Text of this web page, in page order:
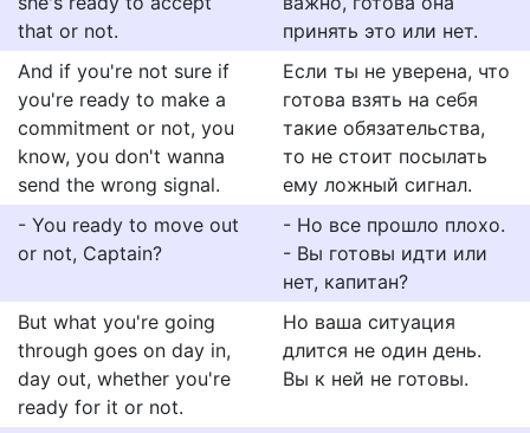
that or not.
принять это или нет.
And if you're not sure if
you're ready to make a
commitment or not, you
know, you don't wanna
send the wrong signal.
Если ты не уверена, что
готова взять на себя
такие обязательства,
то не стоит посылать
ему ложный сигнал.
- You ready to move out
or not, Captain?
- Но все прошло плохо.
- Вы готовы идти или
нет, капитан?
But what you're going
through goes on day in,
day out, whether you're
ready for it or not.
Но ваша ситуация
длится не один день.
Вы к ней не готовы.